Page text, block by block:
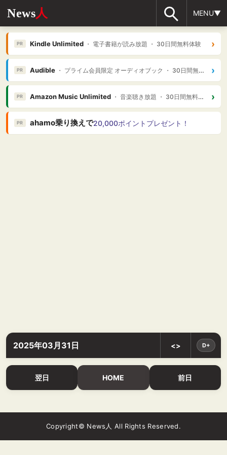
News人 MENU▼
PR Kindle Unlimited・ 電子書籍が読み放題 ・ 30日間無料体験 ›
PR Audible・ プライム会員限定 オーディオブック ・ 30日間無料体験 ›
PR Amazon Music Unlimited・ 音楽聴き放題 ・ 30日間無料体験 ›
PR ahamo乗り換えで20,000ポイントプレゼント！
2025年03月31日 <> D+
翌日 HOME 前日
Copyright© News人 All Rights Reserved.